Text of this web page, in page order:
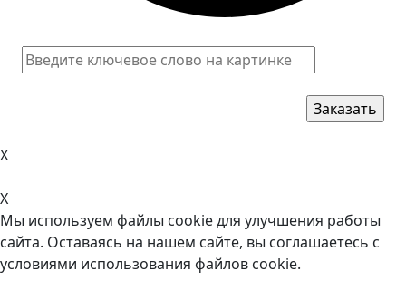
X
X
Мы используем файлы cookie для улучшения работы
сайта. Оставаясь на нашем сайте, вы соглашаетесь с
условиями использования файлов cookie.